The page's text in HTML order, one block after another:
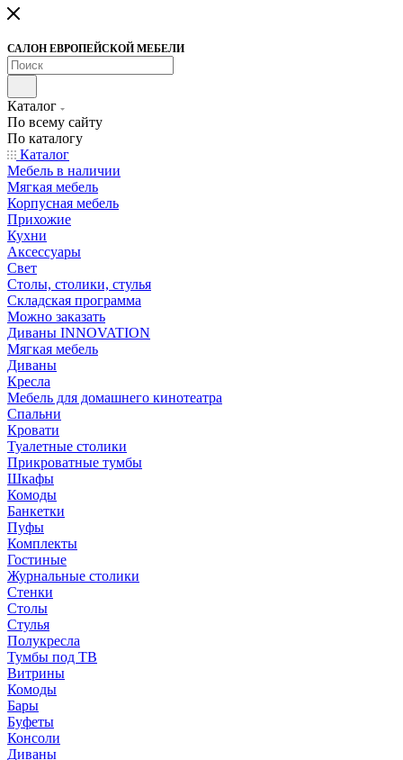
САЛОН ЕВРОПЕЙСКОЙ МЕБЕЛИ
Каталог
По всему сайту
По каталогу
Каталог
Мебель в наличии
Мягкая мебель
Корпусная мебель
Прихожие
Кухни
Аксессуары
Свет
Столы, столики, стулья
Складская программа
Можно заказать
Диваны INNOVATION
Мягкая мебель
Диваны
Кресла
Мебель для домашнего кинотеатра
Спальни
Кровати
Туалетные столики
Прикроватные тумбы
Шкафы
Комоды
Банкетки
Пуфы
Комплекты
Гостиные
Журнальные столики
Стенки
Столы
Стулья
Полукресла
Тумбы под ТВ
Витрины
Комоды
Бары
Буфеты
Консоли
Диваны